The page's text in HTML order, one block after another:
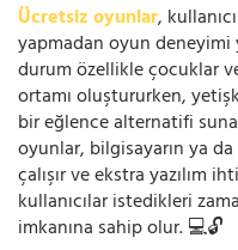
Ücretsiz oyunlar,
yapmadan oyun deneyimi
durum özellikle çocuklar
ortamı oluştururken,
bir eğlence alternatifi
oyunlar, bilgisayarın ya
çalışır ve ekstra yazılım
kullanıcılar istedikleri
imkanına sahip olur. 💻🔓